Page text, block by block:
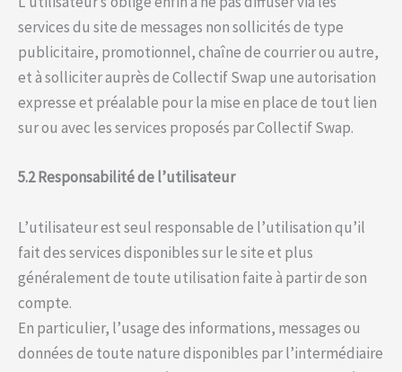
services du site de messages non sollicités de type
publicitaire, promotionnel, chaîne de courrier ou autre,
et à solliciter auprès de Collectif Swap une autorisation
expresse et préalable pour la mise en place de tout lien
sur ou avec les services proposés par Collectif Swap.
5.2 Responsabilité de l’utilisateur
L’utilisateur est seul responsable de l’utilisation qu’il
fait des services disponibles sur le site et plus
généralement de toute utilisation faite à partir de son
compte.
En particulier, l’usage des informations, messages ou
données de toute nature disponibles par l’intermédiaire